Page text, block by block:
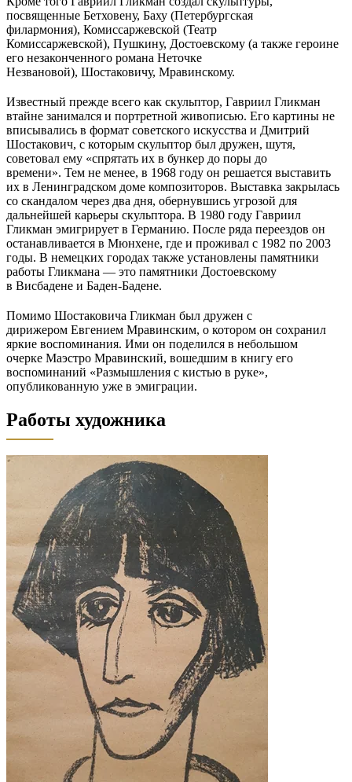
посвященные Бетховену, Баху (Петербургская
филармония), Комиссаржевской (Театр
Комиссаржевской), Пушкину, Достоевскому (а также героине
его незаконченного романа Неточке
Незвановой), Шостаковичу, Мравинскому.
Известный прежде всего как скульптор, Гавриил Гликман
втайне занимался и портретной живописью. Его картины не
вписывались в формат советского искусства и Дмитрий
Шостакович, с которым скульптор был дружен, шутя,
советовал ему «спрятать их в бункер до поры до
времени». Тем не менее, в 1968 году он решается выставить
их в Ленинградском доме композиторов. Выставка закрылась
со скандалом через два дня, обернувшись угрозой для
дальнейшей карьеры скульптора. В 1980 году Гавриил
Гликман эмигрирует в Германию. После ряда переездов он
останавливается в Мюнхене, где и проживал с 1982 по 2003
годы. В немецких городах также установлены памятники
работы Гликмана — это памятники Достоевскому
в Висбадене и Баден-Бадене.
Помимо Шостаковича Гликман был дружен с
дирижером Евгением Мравинским, о котором он сохранил
яркие воспоминания. Ими он поделился в небольшом
очерке Маэстро Мравинский, вошедшим в книгу его
воспоминаний «Размышления с кистью в руке»,
опубликованную уже в эмиграции.
Работы художника